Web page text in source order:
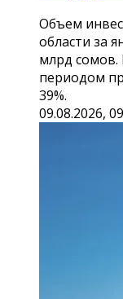
Объем
области за
млрд сомов.
периодом
39%.
09.08.2026,